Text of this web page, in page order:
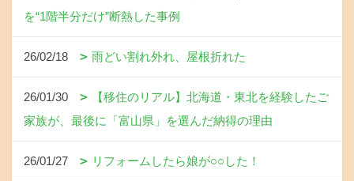
を“1階半分だけ”断熱した事例
26/02/18 雨どい割れ外れ、屋根折れた
26/01/30
【移住のリアル】北海道・東北を経験したご
家族が、最後に「富山県」を選んだ納得の理由
26/01/27 リフォームしたら娘が○○した！